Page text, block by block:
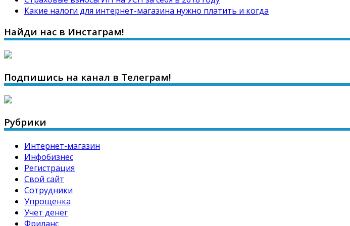
Какие налоги для интернет-магазина нужно платить и когда
Найди нас в Инстаграм!
Подпишись на канал в Телеграм!
Рубрики
Интернет-магазин
Инфобизнес
Регистрация
Свой сайт
Сотрудники
Упрощенка
Учет денег
Фриланс